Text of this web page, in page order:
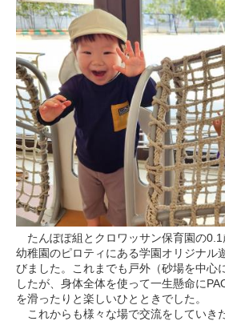
たんぽぽ組とクロワッサン保育園の
幼稚園のピロティにある学園オリジナル
びました。これまでも戸外（砂場を中心
したが、身体全体を使って一生懸命に
を滑ったりと楽しいひとときでした。
これからも様々な場で交流をしていき